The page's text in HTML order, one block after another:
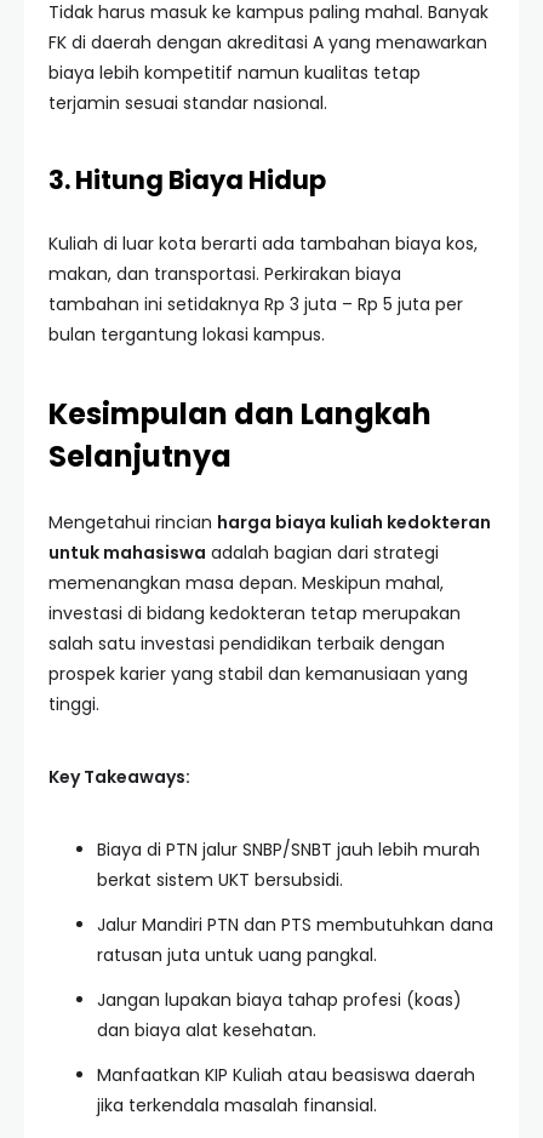
Tidak harus masuk ke kampus paling mahal. Banyak
FK di daerah dengan akreditasi A yang menawarkan
biaya lebih kompetitif namun kualitas tetap
terjamin sesuai standar nasional.
3. Hitung Biaya Hidup
Kuliah di luar kota berarti ada tambahan biaya kos,
makan, dan transportasi. Perkirakan biaya
tambahan ini setidaknya Rp 3 juta – Rp 5 juta per
bulan tergantung lokasi kampus.
Kesimpulan dan Langkah
Selanjutnya
Mengetahui rincian harga biaya kuliah kedokteran
untuk mahasiswa adalah bagian dari strategi
memenangkan masa depan. Meskipun mahal,
investasi di bidang kedokteran tetap merupakan
salah satu investasi pendidikan terbaik dengan
prospek karier yang stabil dan kemanusiaan yang
tinggi.
Key Takeaways:
Biaya di PTN jalur SNBP/SNBT jauh lebih murah
berkat sistem UKT bersubsidi.
Jalur Mandiri PTN dan PTS membutuhkan dana
ratusan juta untuk uang pangkal.
Jangan lupakan biaya tahap profesi (koas)
dan biaya alat kesehatan.
Manfaatkan KIP Kuliah atau beasiswa daerah
jika terkendala masalah finansial.